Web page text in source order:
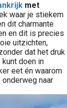
met
waar je stiekem
dit charmante
en dit is precies
uitzichten,
dat het druk
doen in
eet én waarom
naar